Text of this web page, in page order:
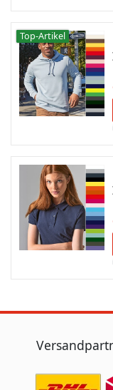
Top-Artikel